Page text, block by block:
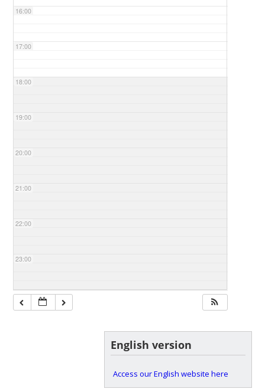
16:00
17:00
18:00
19:00
20:00
21:00
22:00
23:00
English version
Access our English website here